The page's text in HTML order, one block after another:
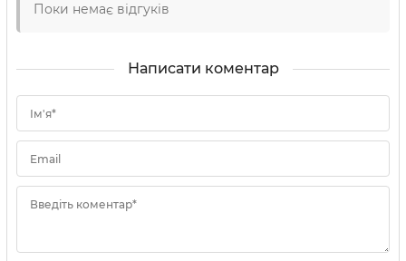
Поки немає відгуків
Написати коментар
Ім'я*
Email
Введіть коментар*